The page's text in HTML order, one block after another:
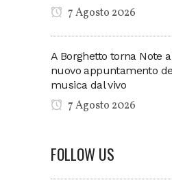
7 Agosto 2026
A Borghetto torna Note
nuovo appuntamento
musica dal vivo
7 Agosto 2026
FOLLOW US